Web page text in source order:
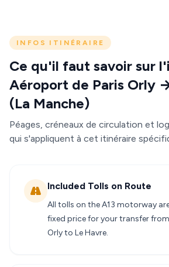
INFOS ITINÉRAIRE
Ce qu'il faut savoir sur
Aéroport de Paris Orly
(La Manche)
Péages, créneaux de circulation et
qui s'appliquent à cet itinéraire
Included Tolls on Route
All tolls on the A13 motorway
fixed price for your transfer
Orly to Le Havre.